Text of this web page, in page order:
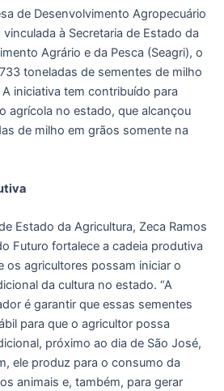
de Desenvolvimento Agropecuário
à Secretaria de Estado da
Agrário e da Pesca (Seagri), o
toneladas de sementes de milho
iniciativa tem contribuído para
agrícola no estado, que alcançou
de milho em grãos somente na
Estado da Agricultura, Zeca Ramos
Futuro fortalece a cadeia produtiva
os agricultores possam iniciar o
da cultura no estado. “A
é garantir que essas sementes
para que o agricultor possa
próximo ao dia de São José,
ele produz para o consumo da
animais e, também, para gerar